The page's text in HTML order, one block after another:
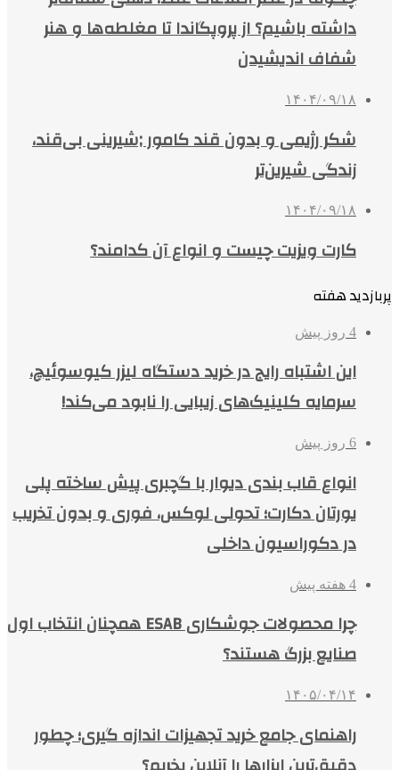
داشته باشیم؟ از پروپگاندا تا مغلطه‌ها و هنر
شفاف اندیشیدن
۱۴۰۴/۰۹/۱۸
شکر رژیمی و بدون قند کامور ;شیرینی بی‌قند،
زندگی شیرین‌تر
۱۴۰۴/۰۹/۱۸
کارت ویزیت چیست و انواع آن کدامند؟
پربازدید هفته
4 روز پیش
این اشتباه رایج در خرید دستگاه لیزر کیوسوئیچ،
سرمایه کلینیک‌های زیبایی را نابود می‌کند!
6 روز پیش
انواع قاب بندی دیوار با گچبری پیش ساخته پلی
یورتان دکارت؛ تحولی لوکس، فوری و بدون تخریب
در دکوراسیون داخلی
4 هفته پیش
چرا محصولات جوشکاری ESAB همچنان انتخاب اول
صنایع بزرگ هستند؟
۱۴۰۵/۰۴/۱۴
راهنمای جامع خرید تجهیزات اندازه گیری؛ چطور